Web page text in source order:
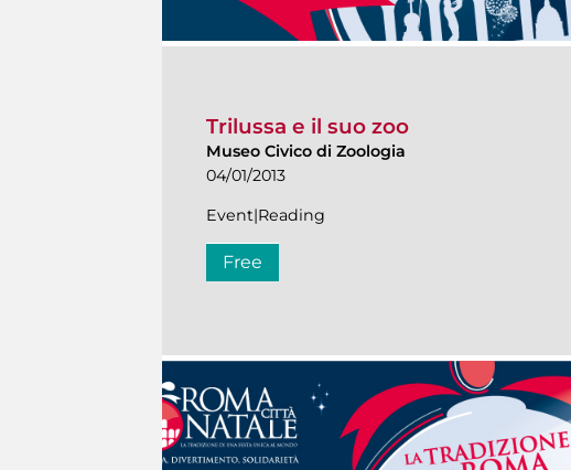
Trilussa e il suo zoo
Museo Civico di Zoologia
04/01/2013
Event|Reading
Free